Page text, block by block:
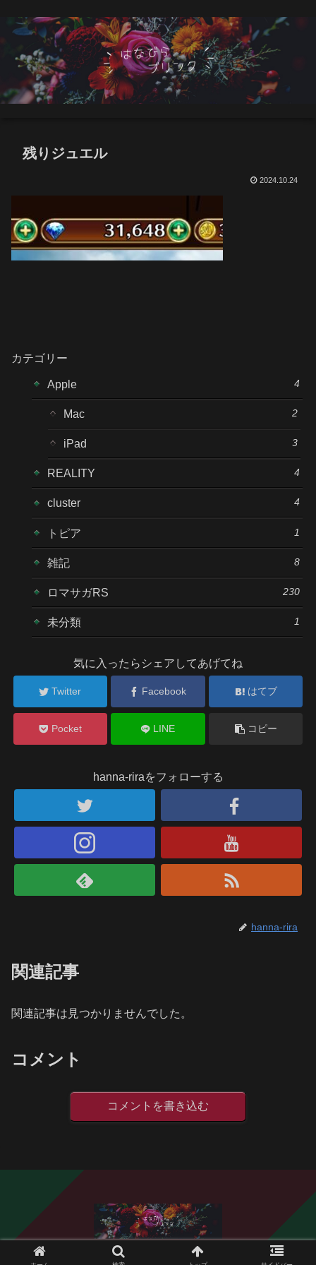
残りジュエル
2024.10.24
カテゴリー
Apple 4
Mac 2
iPad 3
REALITY 4
cluster 4
トピア 1
雑記 8
ロマサガRS 230
未分類 1
気に入ったらシェアしてあげてね
Twitter Facebook はてブ
Pocket LINE コピー
hanna-riraをフォローする
hanna-rira
関連記事
関連記事は見つかりませんでした。
コメント
コメントを書き込む
© 2020 はなびらブリンク.